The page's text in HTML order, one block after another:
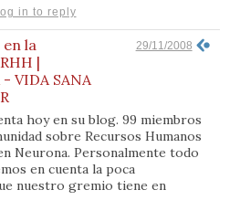
in to reply
la
|
VIDA SANA
29/11/2008
hoy en su blog. 99 miembros
sobre Recursos Humanos
Neurona. Personalmente todo
en cuenta la poca
nuestro gremio tiene en